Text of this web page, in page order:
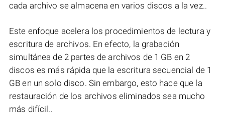
cada archivo se almacena en varios discos a la vez..
Este enfoque acelera los procedimientos de lectura y
escritura de archivos. En efecto, la grabación
simultánea de 2 partes de archivos de 1 GB en 2
discos es más rápida que la escritura secuencial de 1
GB en un solo disco. Sin embargo, esto hace que la
restauración de los archivos eliminados sea mucho
más difícil..